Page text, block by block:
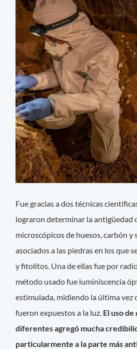
Fue gracias a dos técnicas
lograron determinar la antigüedad
microscópicos de huesos, carbón y
asociados a las piedras en los que
y fitolitos. Una de ellas fue por
método usado fue luminiscencia
estimulada, midiendo la última vez
fueron expuestos a la luz. El uso
diferentes agregó mucha
particularmente a la parte más